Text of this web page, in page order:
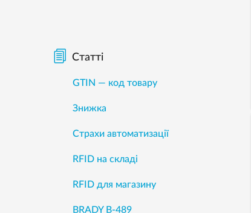
Статті
GTIN — код товару
Знижка
Страхи автоматизації
RFID на складі
RFID для магазину
BRADY B-489